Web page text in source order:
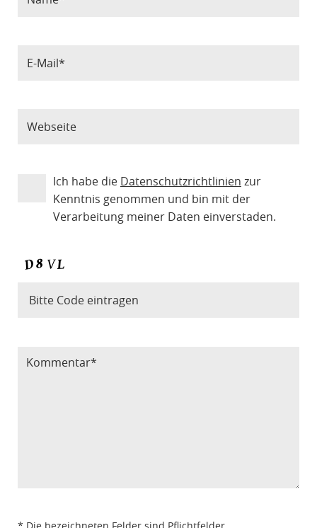
Ich habe die Datenschutzrichtlinien zur
Kenntnis genommen und bin mit der
Verarbeitung meiner Daten einverstaden.